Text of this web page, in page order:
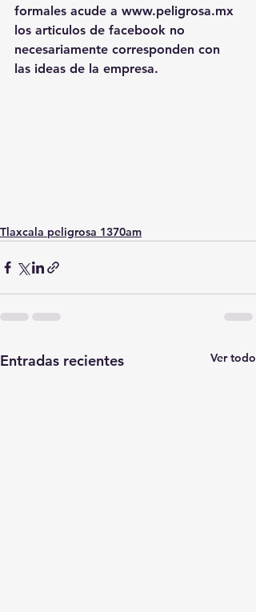
formales acude a www.peligrosa.mx
los articulos de facebook no
necesariamente corresponden con
las ideas de la empresa.
Tlaxcala peligrosa 1370am
Entradas recientes Ver todo